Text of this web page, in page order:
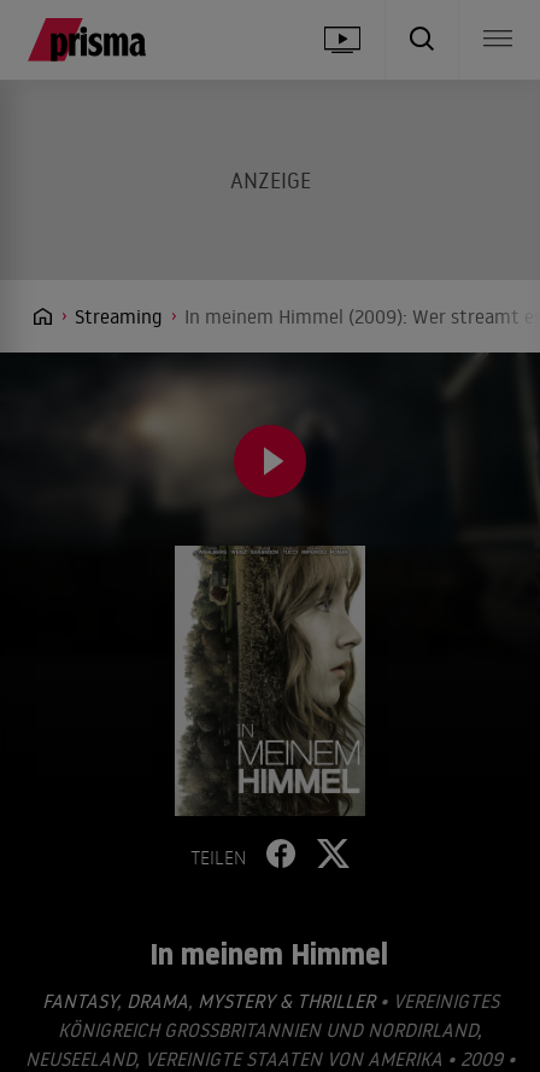
Streaming In meinem Himmel (2009): Wer streamt
TEILEN
In meinem Himmel
FANTASY, DRAMA, MYSTERY & THRILLER• VEREINIGTES
KÖNIGREICH GROSSBRITANNIEN UND NORDIRLAND, N
EUSEELAND, VEREINIGTE STAATEN VON AMERIKA • 2009 • 1